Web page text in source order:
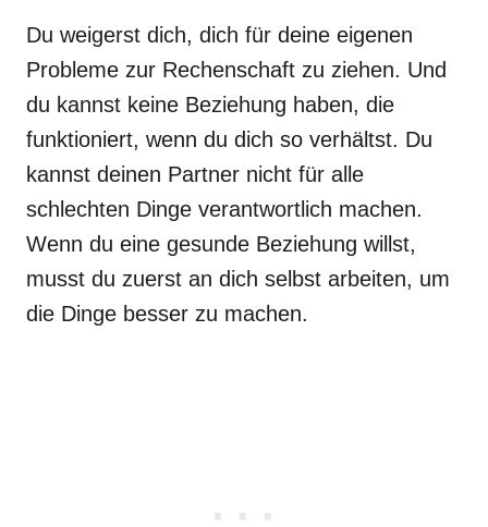
Du weigerst dich, dich für deine eigenen
Probleme zur Rechenschaft zu ziehen. Und
du kannst keine Beziehung haben, die
funktioniert, wenn du dich so verhältst. Du
kannst deinen Partner nicht für alle
schlechten Dinge verantwortlich machen.
Wenn du eine gesunde Beziehung willst,
musst du zuerst an dich selbst arbeiten, um
die Dinge besser zu machen.